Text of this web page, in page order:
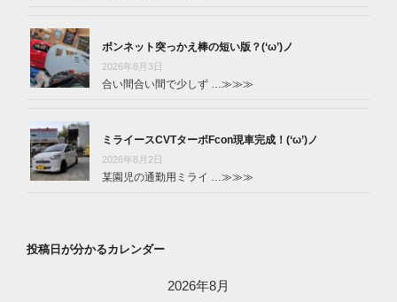
ボンネット突っかえ棒の短い版？(‘ω’)ノ
2026年8月3日
合い間合い間で少しず … ≫≫≫
ミライースCVTターボFcon現車完成！(‘ω’)ノ
2026年8月2日
某園児の通勤用ミライ … ≫≫≫
投稿日が分かるカレンダー
2026年8月